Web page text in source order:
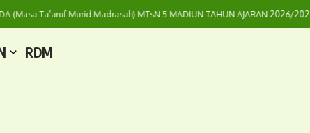
(Masa Ta’aruf Murid Madrasah) MTsN 5 MADIUN TAHUN AJARAN 2026/2027
RDM